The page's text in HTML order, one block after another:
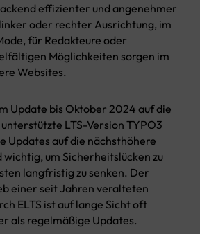
effizienter und angenehmer
oder rechter Ausrichtung, im
für Redakteure oder
Möglichkeiten sorgen im
Websites.
Update bis Oktober 2024 auf die
LTS-Version TYPO3
Updates auf die nächsthöhere
wichtig, um Sicherheitslücken zu
langfristig zu senken. Der
einer seit Jahren veralteten
ELTS ist auf lange Sicht oft
als regelmäßige Updates.